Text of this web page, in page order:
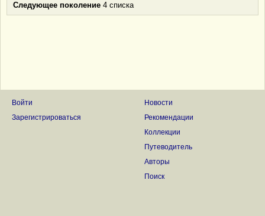
Следующее поколение 4 списка
Войти
Зарегистрироваться
Новости
Рекомендации
Коллекции
Путеводитель
Авторы
Поиск